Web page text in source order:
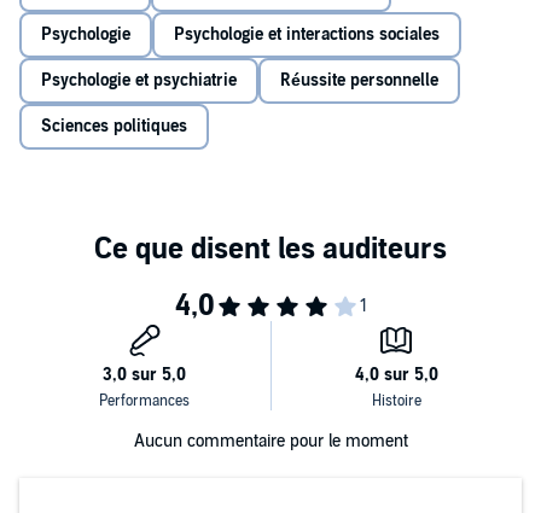
Psychologie Psychologie et interactions sociales
Psychologie et psychiatrie Réussite personnelle
Sciences politiques
Aucun commentaire pour le moment